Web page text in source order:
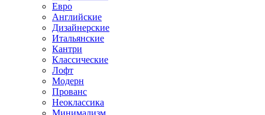
Евро
Английские
Дизайнерские
Итальянские
Кантри
Классические
Лофт
Модерн
Прованс
Неоклассика
Минимализм